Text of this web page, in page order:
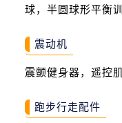
球，半圆球形平衡
震动机
震颤健身器，遥控
跑步行走配件